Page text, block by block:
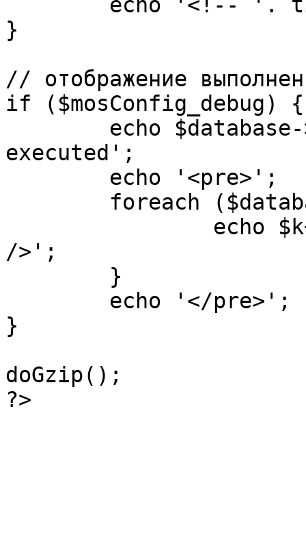
}
// отображение
if ($mosConfig_debug) {
executed';
/>';
}
doGzip();
?>